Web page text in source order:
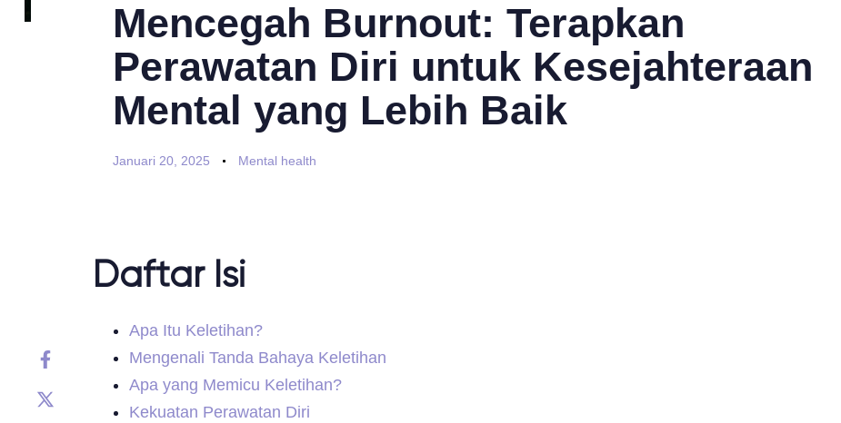
Mencegah Burnout: Terapkan
Perawatan Diri untuk Kesejahteraan
Mental yang Lebih Baik
Januari 20, 2025 Mental health
Daftar Isi
Apa Itu Keletihan?
Mengenali Tanda Bahaya Keletihan
Apa yang Memicu Keletihan?
Kekuatan Perawatan Diri